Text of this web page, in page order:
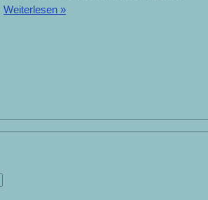
Weiterlesen »